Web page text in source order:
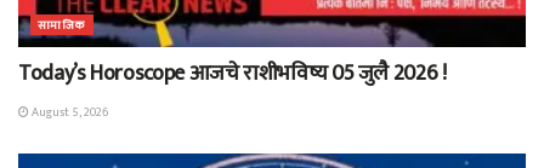
सामाजिक
Today’s Horoscope आजचे राशीभविष्य 05 जुलै 2026 !
August 5, 2026